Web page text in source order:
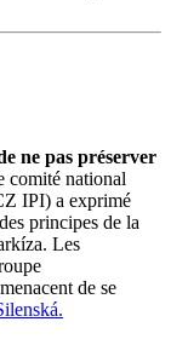
ne pas préserver
comité national
IPI) a exprimé
principes de la
Les
de se